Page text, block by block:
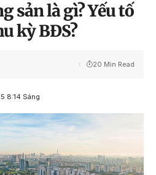
sản là gì? Yếu tố
kỳ BĐS?
8:14 Sáng
20 Min Read